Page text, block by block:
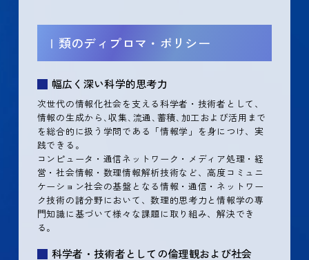
Ⅰ類のディプロマ・ポリシー
幅広く深い科学的思考力
次世代の情報化社会を支える科学者・技術者として、
情報の生成から､収集､流通､蓄積､加工および活用まで
を総合的に扱う学問である「情報学」を身につけ、実
践できる。
コンピュータ・通信ネットワーク・メディア処理・経
営・社会情報・数理情報解析技術など、高度コミュニ
ケーション社会の基盤となる情報・通信・ネットワー
ク技術の諸分野において、数理的思考力と情報学の専
門知識に基づいて様々な課題に取り組み、解決でき
る。
科学者・技術者としての倫理観および社会